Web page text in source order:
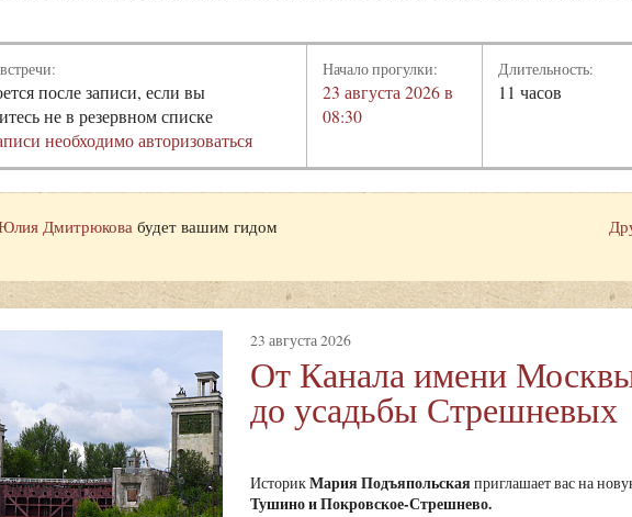
после записи, если вы
не в резервном списке
необходимо авторизоваться
Начало прогулки:
23 августа 2026 в
08:30
Длительность:
11 часов
Дмитрюкова будет вашим гидом
23 августа 2026
От Канала имени
до усадьбы Стрешневых
ИсторикМария Подъяпольская приглашает вас на
Тушино и Покровское-Стрешнево.